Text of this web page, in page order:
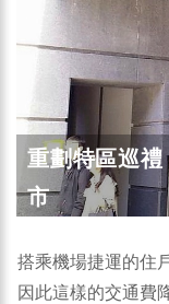
重劃特區巡
市
搭乘機場捷運的住
因此這樣的交通費